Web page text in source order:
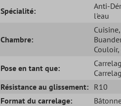
Spécialité:
Anti-
l'eau
Chambre:
Cuisine
Couloir
Pose en tant que:
Résistance au glissement: R10
Format du carrelage: